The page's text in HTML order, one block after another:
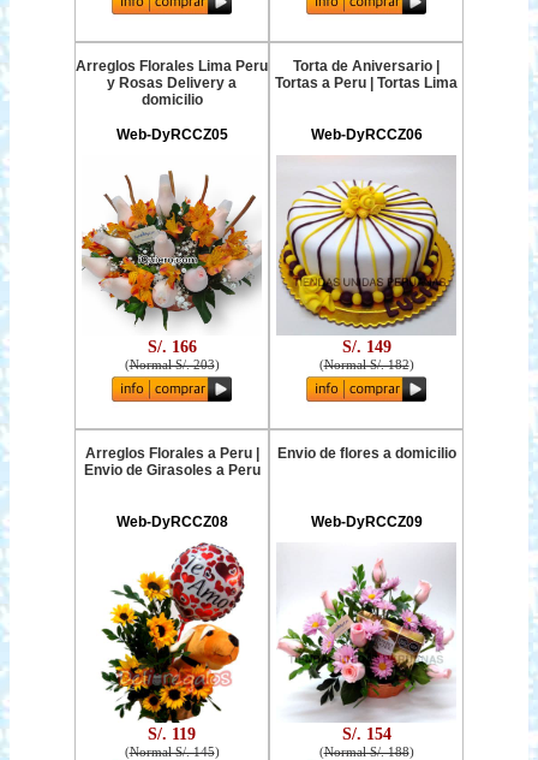
Arreglos Florales Lima Peru
y Rosas Delivery a
domicilio
Web-DyRCCZ05
S/. 166
(Normal S/. 203)
Torta de Aniversario |
Tortas a Peru | Tortas Lima
Web-DyRCCZ06
S/. 149
(Normal S/. 182)
Arreglos Florales a Peru |
Envio de Girasoles a Peru
Web-DyRCCZ08
S/. 119
(Normal S/. 145)
Envio de flores a domicilio
Web-DyRCCZ09
S/. 154
(Normal S/. 188)